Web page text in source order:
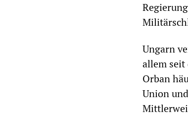
Ungarn
allem seit
Orban
Union